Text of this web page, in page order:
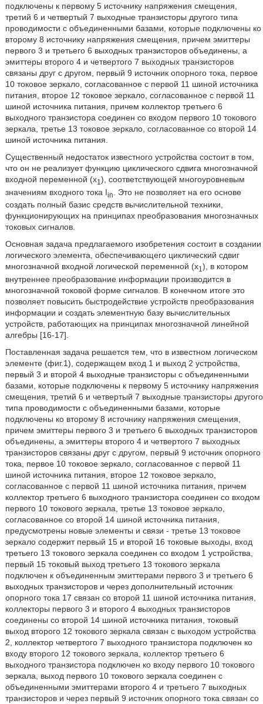
подключены к первому 5 источнику напряжения смещения,
третий 6 и четвертый 7 выходные транзисторы другого типа
проводимости с объединенными базами, которые подключены ко
второму 8 источнику напряжения смещения, причем эмиттеры
первого 3 и третьего 6 выходных транзисторов объединены, а
эмиттеры второго 4 и четвертого 7 выходных транзисторов
связаны друг с другом, первый 9 источник опорного тока, первое
10 токовое зеркало, согласованное с первой 11 шиной источника
питания, второе 12 токовое зеркало, согласованное с первой 11
шиной источника питания, причем коллектор третьего 6
выходного транзистора соединен со входом первого 10 токового
зеркала, третье 13 токовое зеркало, согласованное со второй 14
шиной источника питания.
Существенный недостаток известного устройства состоит в том,
что он не реализует функцию циклического сдвига многозначной
входной переменной (x1 ), соответствующей многоуровневым
значениям входного тока Iin
. Это не позволяет на его основе
создать полный базис средств вычислительной техники,
функционирующих на принципах преобразования многозначных
токовых сигналов.
Основная задача предлагаемого изобретения состоит в создании
логического элемента, обеспечивающего циклический сдвиг
многозначной входной логической переменной (x1 ), в котором
внутреннее преобразование информации производится в
многозначной токовой форме сигналов. В конечном итоге это
позволяет повысить быстродействие устройств преобразования
информации и создать элементную базу вычислительных
устройств, работающих на принципах многозначной линейной
алгебры [16-17].
Поставленная задача решается тем, что в известном логическом
элементе (фиг.1), содержащем вход 1 и выход 2 устройства,
первый 3 и второй 4 выходные транзисторы с объединенными
базами, которые подключены к первому 5 источнику напряжения
смещения, третий 6 и четвертый 7 выходные транзисторы другого
типа проводимости с объединенными базами, которые
подключены ко второму 8 источнику напряжения смещения,
причем эмиттеры первого 3 и третьего 6 выходных транзисторов
объединены, а эмиттеры второго 4 и четвертого 7 выходных
транзисторов связаны друг с другом, первый 9 источник опорного
тока, первое 10 токовое зеркало, согласованное с первой 11
шиной источника питания, второе 12 токовое зеркало,
согласованное с первой 11 шиной источника питания, причем
коллектор третьего 6 выходного транзистора соединен со входом
первого 10 токового зеркала, третье 13 токовое зеркало,
согласованное со второй 14 шиной источника питания,
предусмотрены новые элементы и связи - третье 13 токовое
зеркало содержит первый 15 и второй 16 токовые выходы, вход
третьего 13 токового зеркала соединен со входом 1 устройства,
первый 15 токовый выход третьего 13 токового зеркала
подключен к объединенным эмиттерами первого 3 и третьего 6
выходных транзисторов и через дополнительный источник
опорного тока 17 связан со второй 11 шиной источника питания,
коллекторы первого 3 и второго 4 выходных транзисторов
соединены со второй 14 шиной источника питания, токовый
выход второго 12 токового зеркала связан с выходом устройства
2, коллектор четвертого 7 выходного транзистора подключен ко
входу второго 12 токового зеркала, коллектор третьего 6
выходного транзистора подключен ко входу первого 10 токового
зеркала, выход первого 10 токового зеркала соединен с
объединенными эмиттерами второго 4 и третьего 7 выходных
транзисторов и через первый 9 источник опорного тока связан со